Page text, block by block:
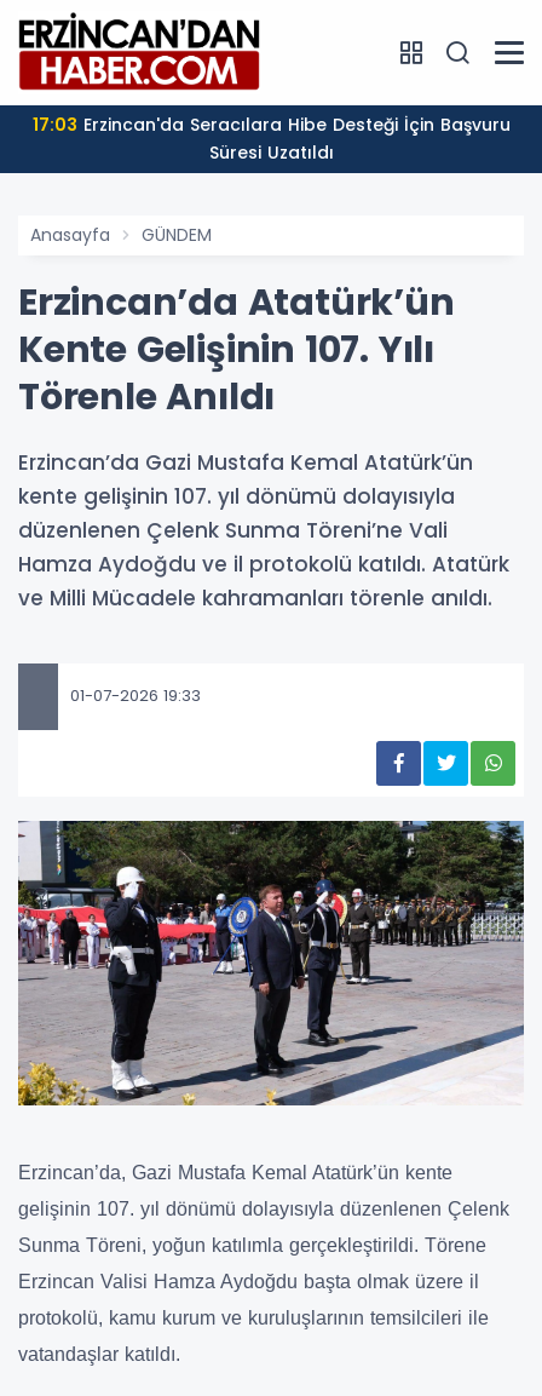
17:03
Süresi Uzatıldı
Anasayfa GÜNDEM
Erzincan’da Atatürk’ün
Kente Gelişinin 107. Yılı
Törenle Anıldı
Erzincan’da Gazi Mustafa Kemal Atatürk’ün
kente gelişinin 107. yıl dönümü dolayısıyla
düzenlenen Çelenk Sunma Töreni’ne Vali
Hamza Aydoğdu ve il protokolü katıldı. Atatürk
ve Milli Mücadele kahramanları törenle anıldı.
01-07-2026 19:33
Erzincan’da, Gazi Mustafa Kemal Atatürk’ün kente
gelişinin 107. yıl dönümü dolayısıyla düzenlenen Çelenk
Sunma Töreni, yoğun katılımla gerçekleştirildi. Törene
Erzincan Valisi Hamza Aydoğdu başta olmak üzere il
protokolü, kamu kurum ve kuruluşlarının temsilcileri ile
vatandaşlar katıldı.